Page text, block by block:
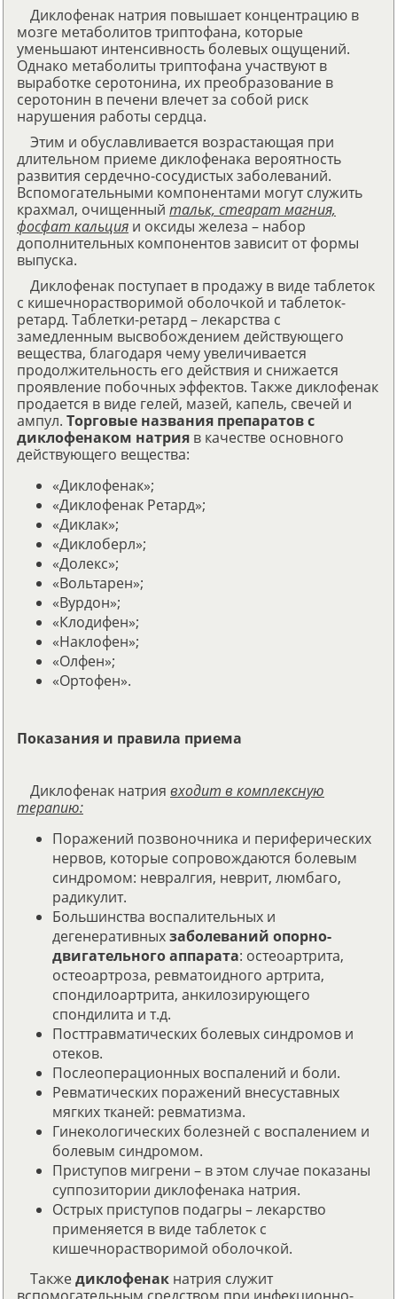
Диклофенак натрия повышает концентрацию в
мозге метаболитов триптофана, которые
уменьшают интенсивность болевых ощущений.
Однако метаболиты триптофана участвуют в
выработке серотонина, их преобразование в
серотонин в печени влечет за собой риск
нарушения работы сердца.
Этим и обуславливается возрастающая при
длительном приеме диклофенака вероятность
развития сердечно-сосудистых заболеваний.
Вспомогательными компонентами могут служить
крахмал, очищенный тальк, стеарат магния,
фосфат кальция и оксиды железа – набор
дополнительных компонентов зависит от формы
выпуска.
Диклофенак поступает в продажу в виде таблеток
с кишечнорастворимой оболочкой и таблеток-
ретард. Таблетки-ретард – лекарства с
замедленным высвобождением действующего
вещества, благодаря чему увеличивается
продолжительность его действия и снижается
проявление побочных эффектов. Также диклофенак
продается в виде гелей, мазей, капель, свечей и
ампул. Торговые названия препаратов с
диклофенаком натрия в качестве основного
действующего вещества:
«Диклофенак»;
«Диклофенак Ретард»;
«Диклак»;
«Диклоберл»;
«Долекс»;
«Вольтарен»;
«Вурдон»;
«Клодифен»;
«Наклофен»;
«Олфен»;
«Ортофен».
Показания и правила приема
Диклофенак натрия входит в комплексную
терапию:
Поражений позвоночника и периферических
нервов, которые сопровождаются болевым
синдромом: невралгия, неврит, люмбаго,
радикулит.
Большинства воспалительных и
дегенеративныхзаболеваний опорно-
двигательного аппарата: остеоартрита,
остеоартроза, ревматоидного артрита,
спондилоартрита, анкилозирующего
спондилита и т.д.
Посттравматических болевых синдромов и
отеков.
Послеоперационных воспалений и боли.
Ревматических поражений внесуставных
мягких тканей: ревматизма.
Гинекологических болезней с воспалением и
болевым синдромом.
Приступов мигрени – в этом случае показаны
суппозитории диклофенака натрия.
Острых приступов подагры – лекарство
применяется в виде таблеток с
кишечнорастворимой оболочкой.
Такжедиклофенак натрия служит